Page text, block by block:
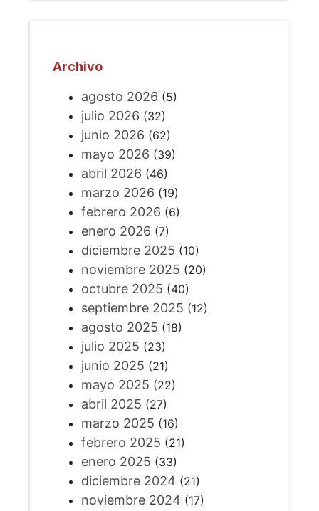
Archivo
agosto 2026 (5)
julio 2026 (32)
junio 2026 (62)
mayo 2026 (39)
abril 2026 (46)
marzo 2026 (19)
febrero 2026 (6)
enero 2026 (7)
diciembre 2025 (10)
noviembre 2025 (20)
octubre 2025 (40)
septiembre 2025 (12)
agosto 2025 (18)
julio 2025 (23)
junio 2025 (21)
mayo 2025 (22)
abril 2025 (27)
marzo 2025 (16)
febrero 2025 (21)
enero 2025 (33)
diciembre 2024 (21)
noviembre 2024 (17)